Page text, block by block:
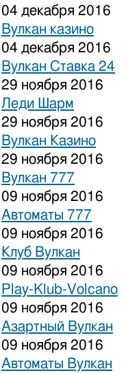
04 декабря 2016
Вулкан казино
04 декабря 2016
Вулкан Ставка 24
29 ноября 2016
Леди Шарм
29 ноября 2016
Вулкан Казино
29 ноября 2016
Вулкан 777
09 ноября 2016
Автоматы 777
09 ноября 2016
Клуб Вулкан
09 ноября 2016
Play-Klub-Volcano
09 ноября 2016
Азартный Вулкан
09 ноября 2016
Автоматы Вулкан